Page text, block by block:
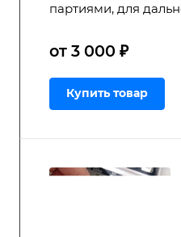
партиями, для
от 3 000 ₽
Купить товар